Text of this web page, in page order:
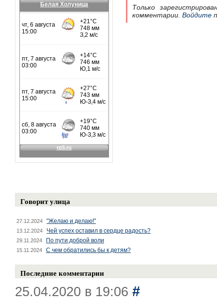
Белая Холуница
Только
комментарии. Войдите
Говорит улица
27.12.2024 "Желаю и делаю!"
13.12.2024 Чей успех оставил в сердце радость?
29.11.2024 По пути доброй воли
15.11.2024 С чем обратились бы к детям?
Последние комментарии
25.04.2020 в 19:06 #